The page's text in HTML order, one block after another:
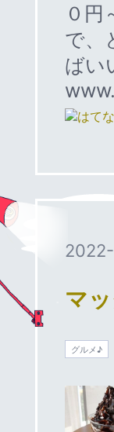
０円
で、
ばい
2022-
マ
グルメ♪